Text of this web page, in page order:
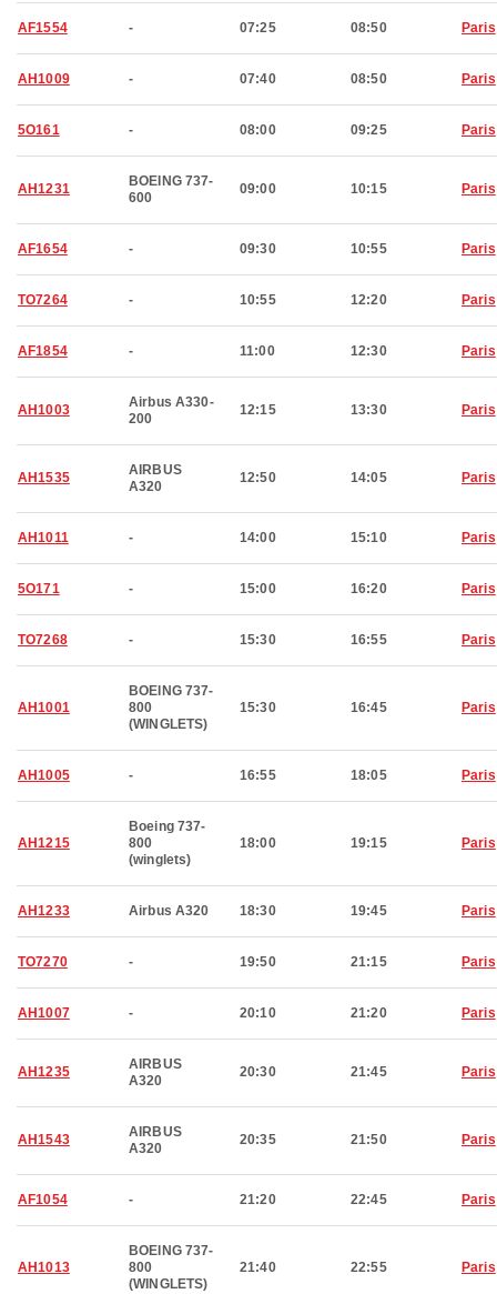
AF1554 - 07:25 08:50 Paris
AH1009 - 07:40 08:50 Paris
5O161 - 08:00 09:25 Paris
AH1231
BOEING 737-
600
09:00 10:15 Paris
AF1654 - 09:30 10:55 Paris
TO7264 - 10:55 12:20 Paris
AF1854 - 11:00 12:30 Paris
AH1003
Airbus A330-
200
12:15 13:30 Paris
AH1535
AIRBUS
A320
12:50 14:05 Paris
AH1011 - 14:00 15:10 Paris
5O171 - 15:00 16:20 Paris
TO7268 - 15:30 16:55 Paris
AH1001
BOEING 737-
800
(WINGLETS)
15:30 16:45 Paris
AH1005 - 16:55 18:05 Paris
AH1215
Boeing 737-
800
(winglets)
18:00 19:15 Paris
AH1233 Airbus A320 18:30 19:45 Paris
TO7270 - 19:50 21:15 Paris
AH1007 - 20:10 21:20 Paris
AH1235
AIRBUS
A320
20:30 21:45 Paris
AH1543
AIRBUS
A320
20:35 21:50 Paris
AF1054 - 21:20 22:45 Paris
AH1013
BOEING 737-
800
(WINGLETS)
21:40 22:55 Paris